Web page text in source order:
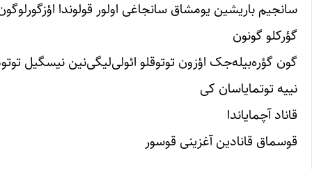
سانجیم باریشین یومشاق سانجاغی اولور قولوندا
گؤرکلو گونون
گون گؤره‌‌بیله‌جک اؤزون توتوقلو ائولی‌لیگی‌نین نیسگیل
نییه توتمایاسان کی
قاناد آچمایاندا
قوسماق قانادین آغزینی قوسور